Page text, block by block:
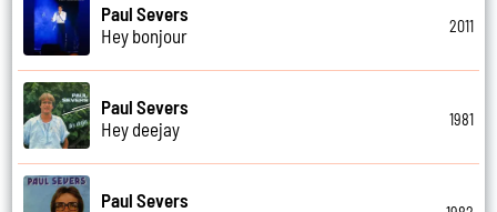
Paul Severs
Hey bonjour
2011
Paul Severs
Hey deejay
1981
Paul Severs